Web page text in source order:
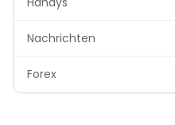
Nachrichten
Forex